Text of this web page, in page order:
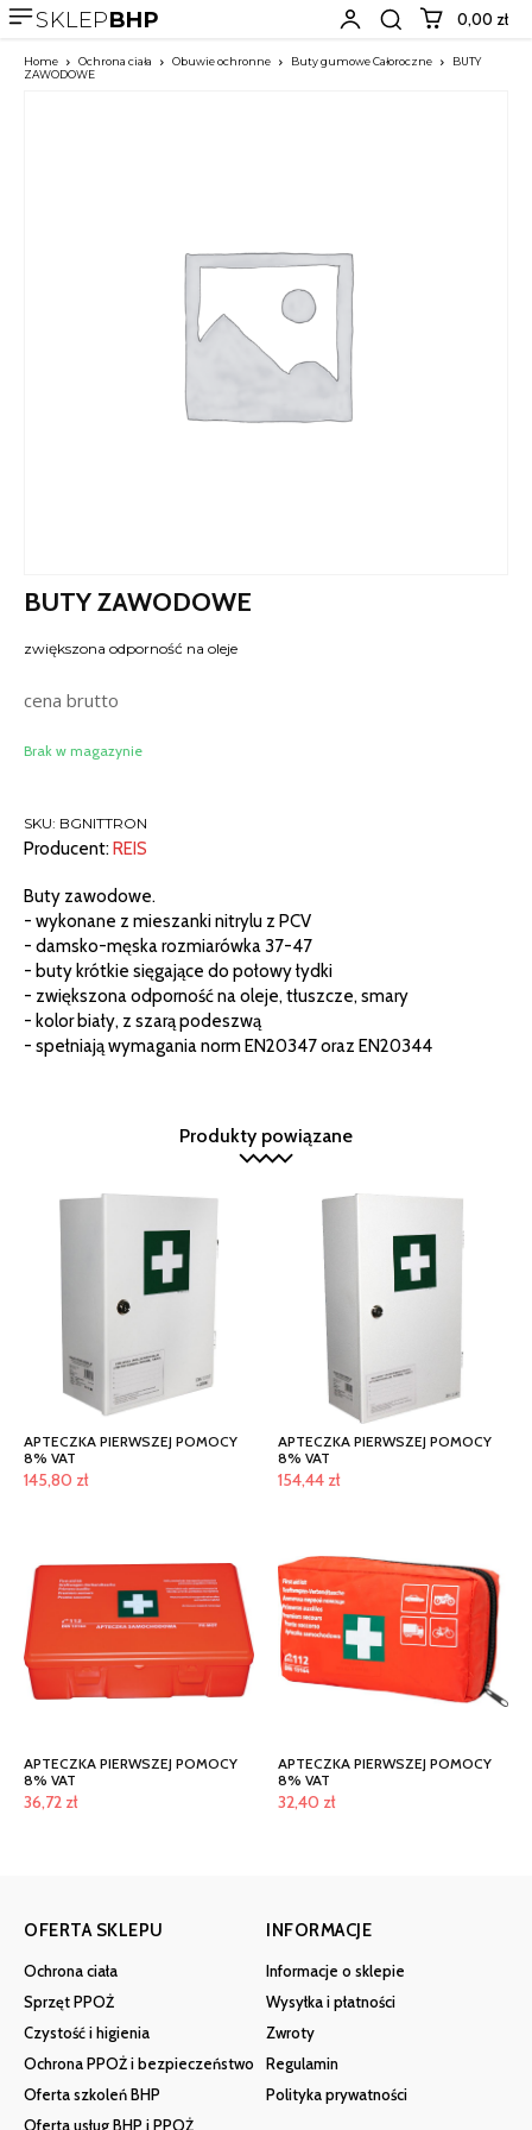
SKLEPBHP 0,00 zł
Home Ochrona ciała Obuwie ochronne Buty gumowe Całoroczne
BUTY
ZAWODOWE
BUTY ZAWODOWE
zwiększona odporność na oleje
cena brutto
Brak w magazynie
SKU: BGNITTRON
Producent:REIS
Buty zawodowe.
- wykonane z mieszanki nitrylu z PCV
- damsko-męska rozmiarówka 37-47
- buty krótkie sięgające do połowy łydki
- zwiększona odporność na oleje, tłuszcze, smary
- kolor biały, z szarą podeszwą
- spełniają wymagania norm EN20347 oraz EN20344
Produkty powiązane
APTECZKA PIERWSZEJ POMOCY
8% VAT
145,80 zł
APTECZKA PIERWSZEJ POMOCY
8% VAT
154,44 zł
APTECZKA PIERWSZEJ POMOCY
8% VAT
36,72 zł
APTECZKA PIERWSZEJ POMOCY
8% VAT
32,40 zł
OFERTA SKLEPU
Ochrona ciała
Sprzęt PPOŻ
Czystość i higienia
Ochrona PPOŻ i bezpieczeństwo
Oferta szkoleń BHP
Oferta usług BHP i PPOŻ
INFORMACJE
Informacje o sklepie
Wysyłka i płatności
Zwroty
Regulamin
Polityka prywatności